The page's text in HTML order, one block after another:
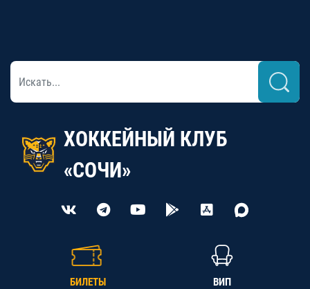
ХОККЕЙНЫЙ КЛУБ
«СОЧИ»
БИЛЕТЫ ВИП